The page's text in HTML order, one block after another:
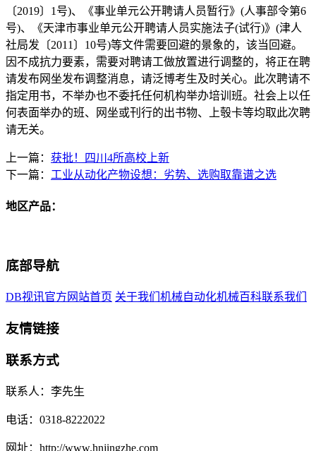
〔2019〕1号)、《事业单元公开聘请人员暂行》(人事部令第6
号)、《天津市事业单元公开聘请人员实施法子(试行)》(津人
社局发〔2011〕10号)等文件需要回避的景象的，该当回避。
因不成抗力要素，需要对聘请工做放置进行调整的，将正在聘
请发布网坐发布调整消息，请泛博考生及时关心。此次聘请不
指定用书，不举办也不委托任何机构举办培训班。社会上以任
何表面举办的班、网坐或刊行的出书物、上彀卡等均取此次聘
请无关。
上一篇： 获批！四川4所高校上新
下一篇： 工业从动化产物设想：劣势、选购取靠谱之选
地区产品：
底部导航
DB视讯官方网站首页 关于我们 机械自动化机械百科联系我们
友情链接
联系方式
联系人：李先生
电话：0318-8222022
网址：http://www.hnjingzhe.com